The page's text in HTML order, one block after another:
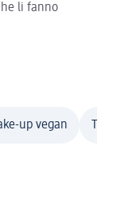
li fanno
up vegan